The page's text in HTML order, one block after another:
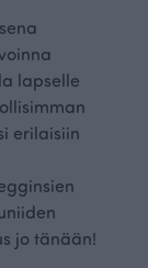
lapselle
erilaisiin
jo tänään!